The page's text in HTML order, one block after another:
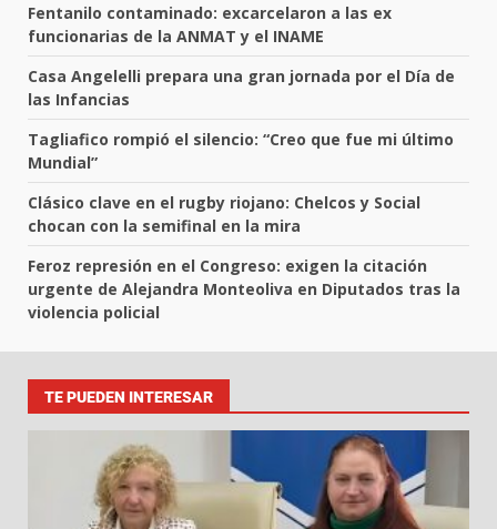
Fentanilo contaminado: excarcelaron a las ex
funcionarias de la ANMAT y el INAME
Casa Angelelli prepara una gran jornada por el Día de
las Infancias
Tagliafico rompió el silencio: “Creo que fue mi último
Mundial”
Clásico clave en el rugby riojano: Chelcos y Social
chocan con la semifinal en la mira
Feroz represión en el Congreso: exigen la citación
urgente de Alejandra Monteoliva en Diputados tras la
violencia policial
TE PUEDEN INTERESAR